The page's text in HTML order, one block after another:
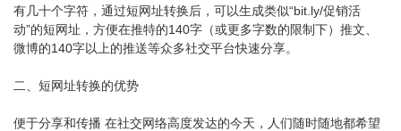
有几十个字符，通过短网址转换后，可以生成类似“bit.ly/促销活
动”的短网址，方便在推特的140字（或更多字数的限制下）推文、
微博的140字以上的推送等众多社交平台快速分享。
二、短网址转换的优势
便于分享和传播 在社交网络高度发达的今天，人们随时随地都希望